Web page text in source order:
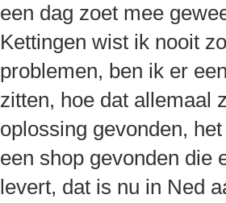
een dag zoet mee
Kettingen wist ik nooit
problemen, ben ik er
zitten, hoe dat allemaal
oplossing gevonden,
een shop gevonden die
levert, dat is nu in Ned